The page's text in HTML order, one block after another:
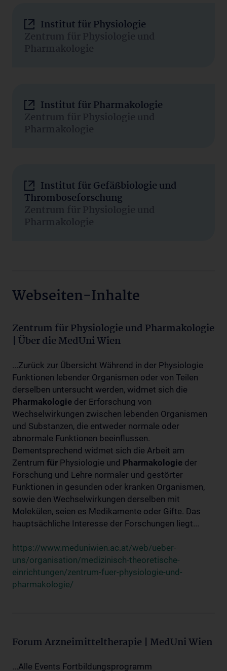
Institut für Physiologie
Zentrum für Physiologie und
Pharmakologie
Institut für Pharmakologie
Zentrum für Physiologie und
Pharmakologie
Institut für Gefäßbiologie und
Thromboseforschung
Zentrum für Physiologie und
Pharmakologie
Webseiten-Inhalte
Zentrum für Physiologie und Pharmakologie
| Über die MedUni Wien
...Zurück zur Übersicht Während in der Physiologie
Funktionen lebender Organismen oder von Teilen
derselben untersucht werden, widmet sich die
Pharmakologie der Erforschung von
Wechselwirkungen zwischen lebenden Organismen
und Substanzen, die entweder normale oder
abnormale Funktionen beeinflussen.
Dementsprechend widmet sich die Arbeit am
Zentrum für Physiologie und Pharmakologie der
Forschung und Lehre normaler und gestörter
Funktionen in gesunden oder kranken Organismen,
sowie den Wechselwirkungen derselben mit
Molekülen, seien es Medikamente oder Gifte. Das
hauptsächliche Interesse der Forschungen liegt...
https://www.meduniwien.ac.at/web/ueber-
uns/organisation/medizinisch-theoretische-
einrichtungen/zentrum-fuer-physiologie-und-
pharmakologie/
Forum Arzneimitteltherapie | MedUni Wien
...Alle Events Fortbildungsprogramm